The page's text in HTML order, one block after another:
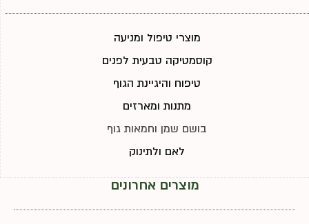
מוצרי טיפול ומניעה
קוסמטיקה טבעית לפנים
טיפוח והיגיינת הגוף
מתנות ומארזים
בושם שמן וחמאות גוף
לאם ולתינוק
מוצרים אחרונים